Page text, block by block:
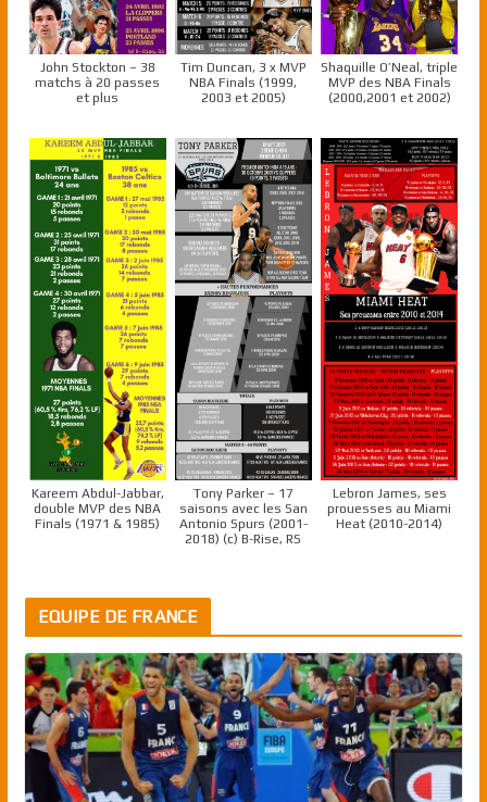
John Stockton – 38
matchs à 20 passes
et plus
Tim Duncan, 3 x MVP
NBA Finals (1999,
2003 et 2005)
Shaquille O’Neal, triple
MVP des NBA Finals
(2000,2001 et 2002)
Kareem Abdul-Jabbar,
double MVP des NBA
Finals (1971 & 1985)
Tony Parker – 17
saisons avec les San
Antonio Spurs (2001-
2018) (c) B-Rise, RS
Lebron James, ses
prouesses au Miami
Heat (2010-2014)
EQUIPE DE FRANCE